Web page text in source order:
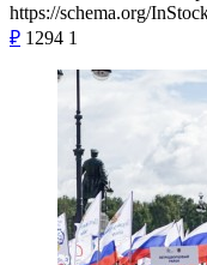
https://schema.org/
₽ 1294 1